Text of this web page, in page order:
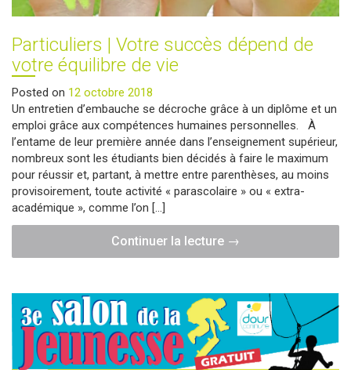
?"
Particuliers | Votre succès dépend de
votre équilibre de vie
Posted on 12 octobre 2018
Un entretien d’embauche se décroche grâce à un diplôme et un
emploi grâce aux compétences humaines personnelles. À
l’entame de leur première année dans l’enseignement supérieur,
nombreux sont les étudiants bien décidés à faire le maximum
pour réussir et, partant, à mettre entre parenthèses, au moins
provisoirement, toute activité « parascolaire » ou « extra-
académique », comme l’on […]
Continuer la lecture "Particuliers
|
succès
dépend
de
équilibre
→